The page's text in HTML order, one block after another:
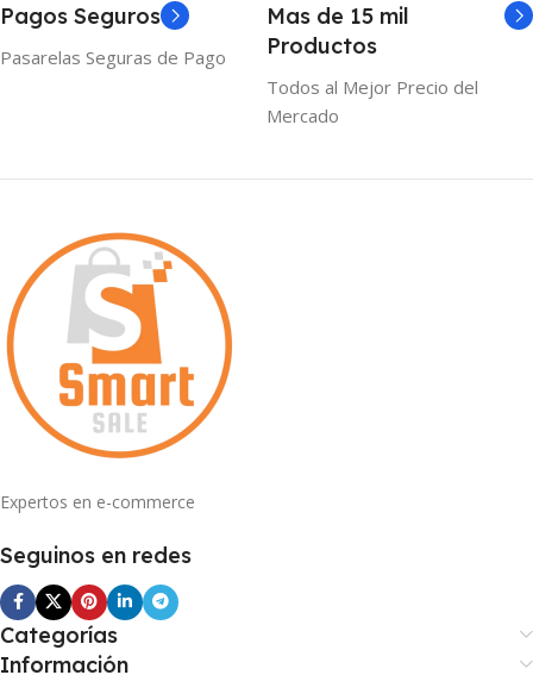
Pagos Seguros
Pasarelas Seguras de Pago
Mas de 15 mil
Productos
Todos al Mejor Precio del
Mercado
Expertos en e-commerce
Seguinos en redes
Categorías
Información